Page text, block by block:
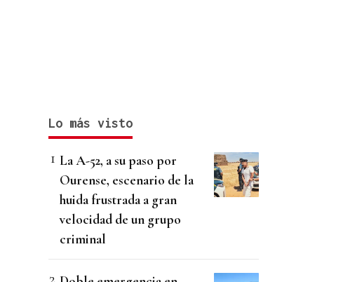
Lo más visto
La A-52, a su paso por
Ourense, escenario de la
huida frustrada a gran
velocidad de un grupo
criminal